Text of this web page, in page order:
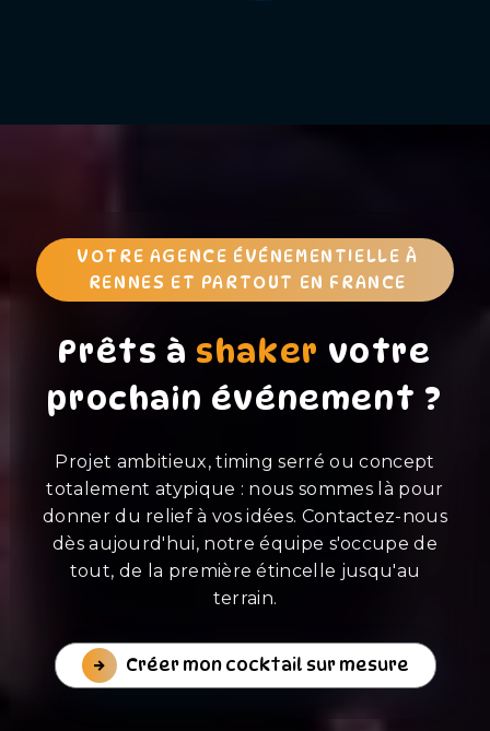
VOTRE AGENCE ÉVÉNEMENTIELLE À
RENNES ET PARTOUT EN FRANCE
Prêts à shaker votre
prochain événement ?
Projet ambitieux, timing serré ou concept
totalement atypique : nous sommes là pour
donner du relief à vos idées. Contactez-nous
dès aujourd'hui, notre équipe s'occupe de
tout, de la première étincelle jusqu'au
terrain.
Créer mon cocktail sur mesure